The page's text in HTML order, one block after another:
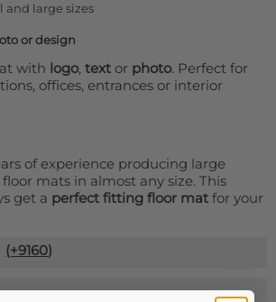
and large sizes
or design
with logo, text or photo. Perfect for
offices, entrances or interior
of experience producing large
mats in almost any size. This
get a perfect fitting floor mat for your
(+9160)